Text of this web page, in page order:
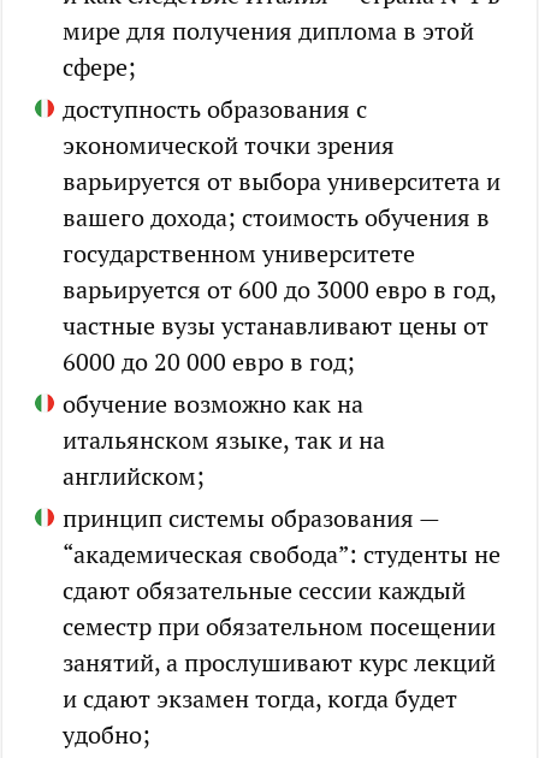
мире для получения диплома в этой
сфере;
доступность образования с
экономической точки зрения
варьируется от выбора университета и
вашего дохода; стоимость обучения в
государственном университете
варьируется от 600 до 3000 евро в год,
частные вузы устанавливают цены от
6000 до 20 000 евро в год;
обучение возможно как на
итальянском языке, так и на
английском;
принцип системы образования —
“академическая свобода”: студенты не
сдают обязательные сессии каждый
семестр при обязательном посещении
занятий, а прослушивают курс лекций
и сдают экзамен тогда, когда будет
удобно;